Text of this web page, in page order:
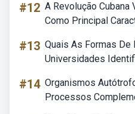
#12 A Revolução
Como Principal
#13 Quais As Formas
Universidades
#14 Organismos
Processos